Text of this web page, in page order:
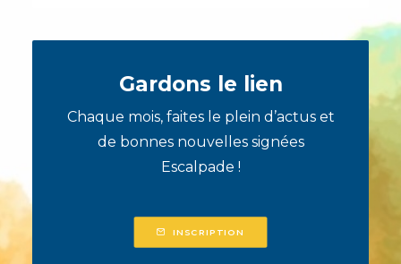
Gardons le lien
Chaque mois, faites le plein d’actus et
de bonnes nouvelles signées
Escalpade !
INSCRIPTION